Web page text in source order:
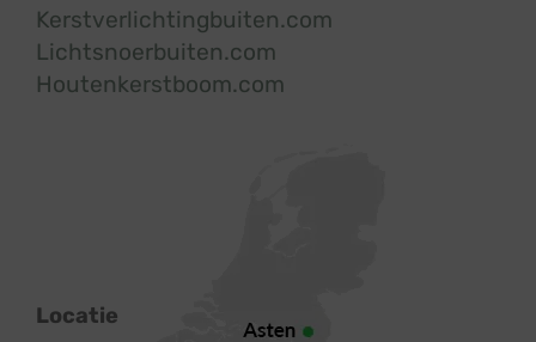
Kerstverlichtingbuiten.com
Lichtsnoerbuiten.com
Houtenkerstboom.com
Locatie